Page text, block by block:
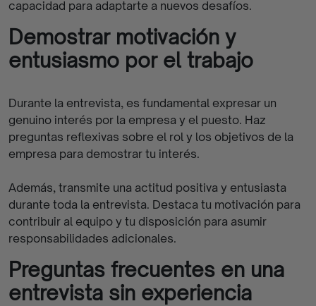
capacidad para adaptarte a nuevos desafíos.
Demostrar motivación y
entusiasmo por el trabajo
Durante la entrevista, es fundamental expresar un
genuino interés por la empresa y el puesto. Haz
preguntas reflexivas sobre el rol y los objetivos de la
empresa para demostrar tu interés.
Además, transmite una actitud positiva y entusiasta
durante toda la entrevista. Destaca tu motivación para
contribuir al equipo y tu disposición para asumir
responsabilidades adicionales.
Preguntas frecuentes en una
entrevista sin experiencia